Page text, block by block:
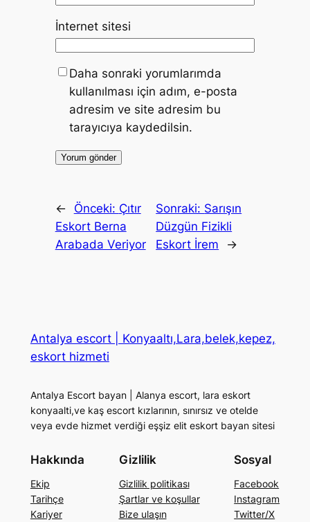
İnternet sitesi
Daha sonraki yorumlarımda
kullanılması için adım, e-posta
adresim ve site adresim bu
tarayıcıya kaydedilsin.
← Önceki: Çıtır
Eskort Berna
Arabada Veriyor
Sonraki: Sarışın
Düzgün Fizikli
Eskort İrem
→
Antalya escort | Konyaaltı,Lara,belek,kepez,
eskort hizmeti
Antalya Escort bayan | Alanya escort, lara eskort
konyaalti,ve kaş escort kızlarının, sınırsız ve otelde
veya evde hizmet verdiği eşşiz elit eskort bayan sitesi
Hakkında
Ekip
Tarihçe
Kariyer
Gizlilik
Gizlilik politikası
Şartlar ve koşullar
Bize ulaşın
Sosyal
Facebook
Instagram
Twitter/X